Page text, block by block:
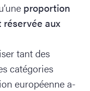
proportion
aux
tant des
catégories
européenne a-